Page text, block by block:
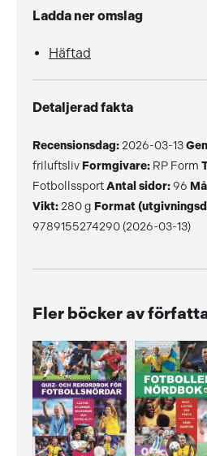
Ladda ner omslag
Häftad
Detaljerad fakta
Recensionsdag: 2026-03-13
friluftsliv Formgivare: RP Form
FotbollssportAntal sidor:96
Vikt: 280 g Format
9789155274290 (2026-03-13)
Fler böcker av